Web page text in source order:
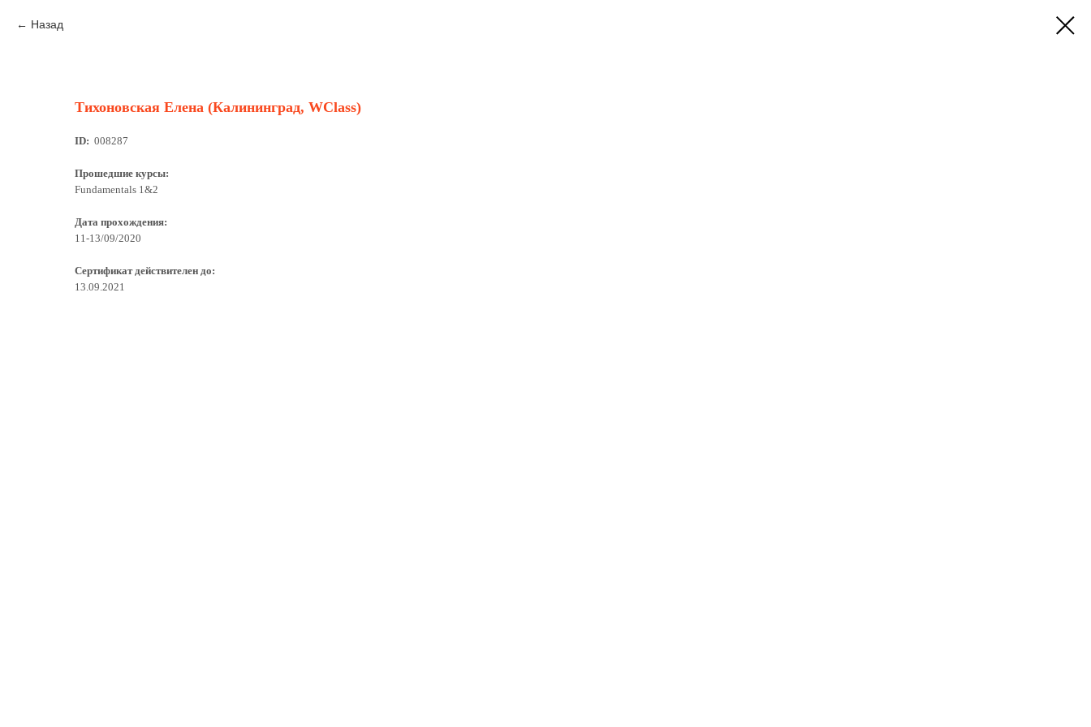
Назад
Тихоновская Елена (Калининград, WClass)
ID: 008287
Прошедшие курсы:
Fundamentals 1&2
Дата прохождения:
11-13/09/2020
Сертификат действителен до:
13.09.2021